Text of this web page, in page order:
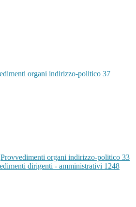
organi indirizzo-politico 37
Provvedimenti organi indirizzo-politico 33
dirigenti - amministrativi 1248